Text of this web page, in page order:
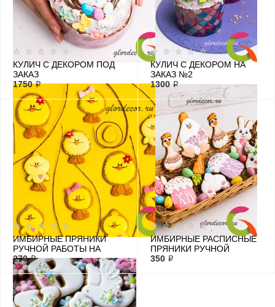
КУЛИЧ С ДЕКОРОМ ПОД
ЗАКАЗ
1750 ₽
КУЛИЧ С ДЕКОРОМ НА
ЗАКАЗ №2
1300 ₽
ИМБИРНЫЕ ПРЯНИКИ
РУЧНОЙ РАБОТЫ НА
ЗАКАЗ
270 ₽
ИМБИРНЫЕ РАСПИСНЫЕ
ПРЯНИКИ РУЧНОЙ
РАБОТЫ
350 ₽